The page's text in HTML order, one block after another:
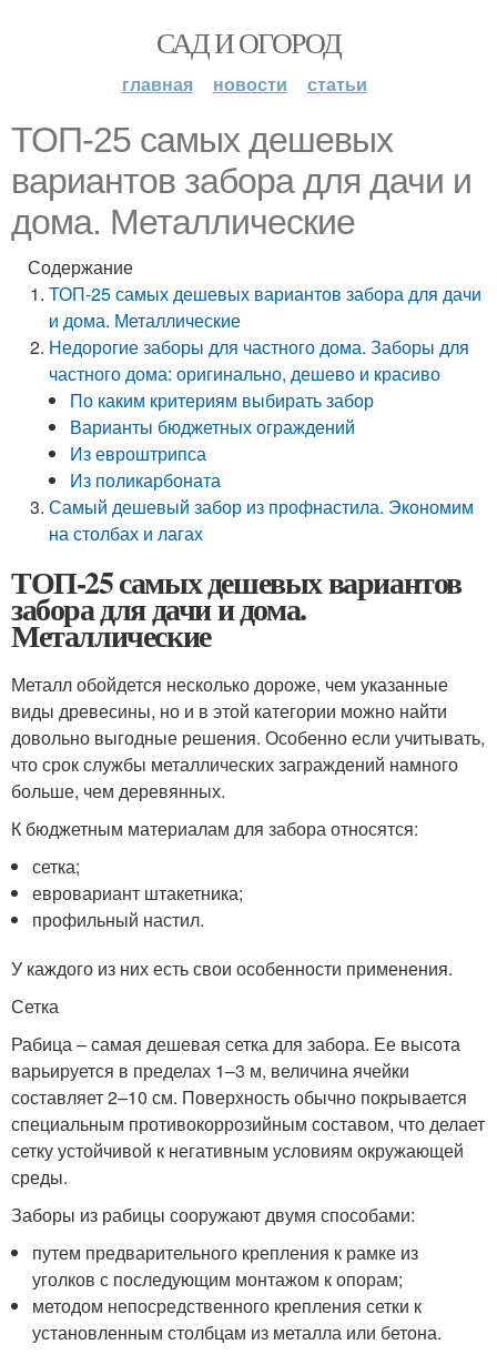
САД И ОГОРОД
главная новости статьи
ТОП-25 самых дешевых
вариантов забора для дачи и
дома. Металлические
Содержание
ТОП-25 самых дешевых вариантов забора для дачи
и дома. Металлические
Недорогие заборы для частного дома. Заборы для
частного дома: оригинально, дешево и красиво
По каким критериям выбирать забор
Варианты бюджетных ограждений
Из евроштрипса
Из поликарбоната
Самый дешевый забор из профнастила. Экономим
на столбах и лагах
ТОП-25 самых дешевых вариантов
забора для дачи и дома.
Металлические
Металл обойдется несколько дороже, чем указанные
виды древесины, но и в этой категории можно найти
довольно выгодные решения. Особенно если учитывать,
что срок службы металлических заграждений намного
больше, чем деревянных.
К бюджетным материалам для забора относятся:
сетка;
евровариант штакетника;
профильный настил.
У каждого из них есть свои особенности применения.
Сетка
Рабица – самая дешевая сетка для забора. Ее высота
варьируется в пределах 1–3 м, величина ячейки
составляет 2–10 см. Поверхность обычно покрывается
специальным противокоррозийным составом, что делает
сетку устойчивой к негативным условиям окружающей
среды.
Заборы из рабицы сооружают двумя способами:
путем предварительного крепления к рамке из
уголков с последующим монтажом к опорам;
методом непосредственного крепления сетки к
установленным столбцам из металла или бетона.